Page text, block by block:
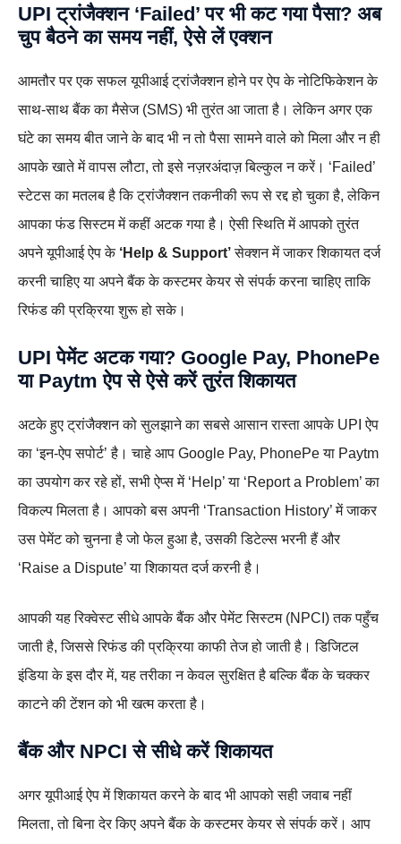
UPI ट्रांजैक्शन ‘Failed’ पर भी कट गया पैसा? अब
चुप बैठने का समय नहीं, ऐसे लें एक्शन
आमतौर पर एक सफल यूपीआई ट्रांजैक्शन होने पर ऐप के नोटिफिकेशन के
साथ-साथ बैंक का मैसेज (SMS) भी तुरंत आ जाता है। लेकिन अगर एक
घंटे का समय बीत जाने के बाद भी न तो पैसा सामने वाले को मिला और न ही
आपके खाते में वापस लौटा, तो इसे नज़रअंदाज़ बिल्कुल न करें। ‘Failed’
स्टेटस का मतलब है कि ट्रांजैक्शन तकनीकी रूप से रद्द हो चुका है, लेकिन
आपका फंड सिस्टम में कहीं अटक गया है। ऐसी स्थिति में आपको तुरंत
अपने यूपीआई ऐप के ‘Help & Support’सेक्शन में जाकर शिकायत दर्ज
करनी चाहिए या अपने बैंक के कस्टमर केयर से संपर्क करना चाहिए ताकि
रिफंड की प्रक्रिया शुरू हो सके।
UPI पेमेंट अटक गया? Google Pay, PhonePe
या Paytm ऐप से ऐसे करें तुरंत शिकायत
अटके हुए ट्रांजैक्शन को सुलझाने का सबसे आसान रास्ता आपके UPI ऐप
का ‘इन-ऐप सपोर्ट’ है। चाहे आप Google Pay, PhonePe या Paytm
का उपयोग कर रहे हों, सभी ऐप्स में ‘Help’ या ‘Report a Problem’ का
विकल्प मिलता है। आपको बस अपनी ‘Transaction History’ में जाकर
उस पेमेंट को चुनना है जो फेल हुआ है, उसकी डिटेल्स भरनी हैं और
‘Raise a Dispute’ या शिकायत दर्ज करनी है।
आपकी यह रिक्वेस्ट सीधे आपके बैंक और पेमेंट सिस्टम (NPCI) तक पहुँच
जाती है, जिससे रिफंड की प्रक्रिया काफी तेज हो जाती है। डिजिटल
इंडिया के इस दौर में, यह तरीका न केवल सुरक्षित है बल्कि बैंक के चक्कर
काटने की टेंशन को भी खत्म करता है।
बैंक और NPCI से सीधे करें शिकायत
अगर यूपीआई ऐप में शिकायत करने के बाद भी आपको सही जवाब नहीं
मिलता, तो बिना देर किए अपने बैंक के कस्टमर केयर से संपर्क करें। आप